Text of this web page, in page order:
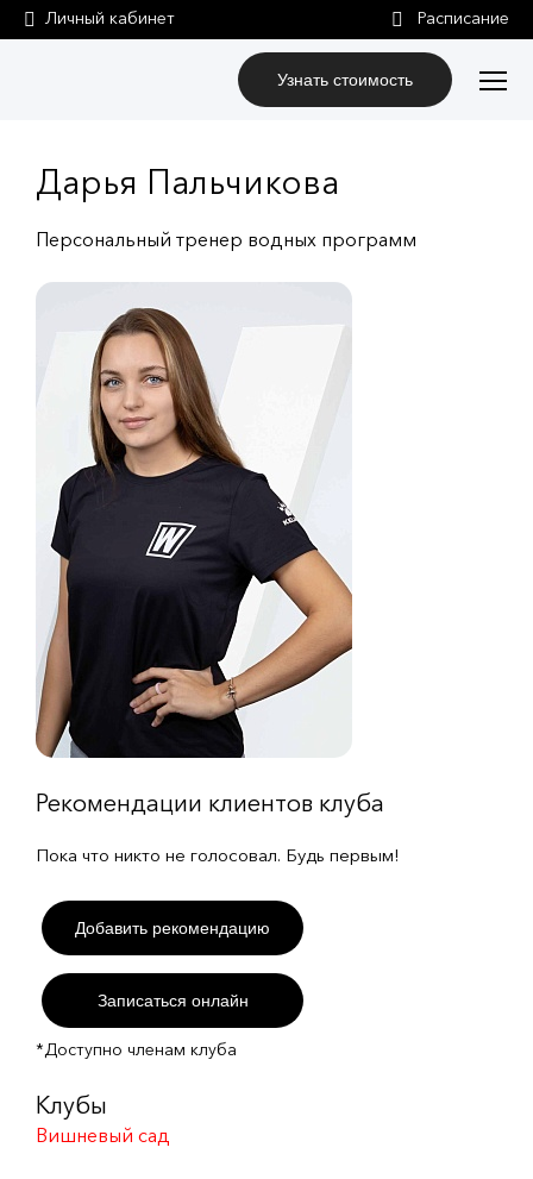
Личный кабинет
Узнать стоимость
Дарья Пальчикова
Персональный тренер водных программ
Рекомендации клиентов клуба
Пока что никто не голосовал. Будь первым!
Добавить рекомендацию
Записаться онлайн
*Доступно членам клуба
Клубы
Вишневый сад